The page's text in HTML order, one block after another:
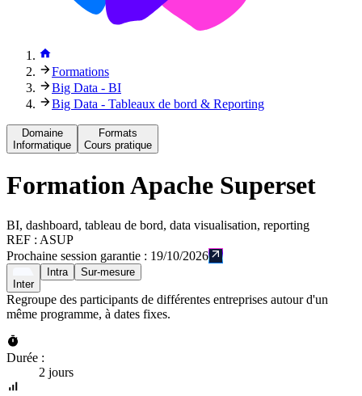
Formations
Big Data - BI
Big Data - Tableaux de bord & Reporting
Domaine
Informatique
Formats
Cours pratique
FormationApache Superset
BI, dashboard, tableau de bord, data visualisation, reporting
REF : ASUP
Prochaine session garantie : 19/10/2026
Inter
Intra Sur-mesure
Regroupe des participants de différentes entreprises autour d'un
même programme, à dates fixes.
Durée :
2 jours